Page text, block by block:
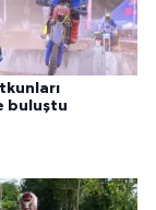
buluştu